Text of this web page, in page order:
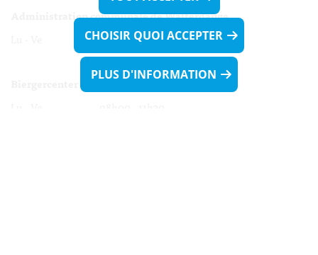
Administration communale de Walferdange
Lu - Ve 08h00 - 11h30
13h30 - 16h00
CHOISIR QUOI ACCEPTER
PLUS D'INFORMATION